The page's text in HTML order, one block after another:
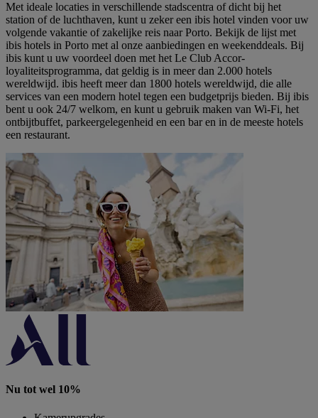
Met ideale locaties in verschillende stadscentra of dicht bij het
station of de luchthaven, kunt u zeker een ibis hotel vinden voor uw
volgende vakantie of zakelijke reis naar Porto. Bekijk de lijst met
ibis hotels in Porto met al onze aanbiedingen en weekenddeals. Bij
ibis kunt u uw voordeel doen met het Le Club Accor-
loyaliteitsprogramma, dat geldig is in meer dan 2.000 hotels
wereldwijd. ibis heeft meer dan 1800 hotels wereldwijd, die alle
services van een modern hotel tegen een budgetprijs bieden. Bij ibis
bent u ook 24/7 welkom, en kunt u gebruik maken van Wi-Fi, het
ontbijtbuffet, parkeergelegenheid en een bar en in de meeste hotels
een restaurant.
Nu tot wel 10%